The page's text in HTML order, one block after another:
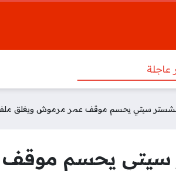
عاجلة
سيتي يحسم موقف عمر مرموش ويغلق ملف
سيتي يحسم موقف